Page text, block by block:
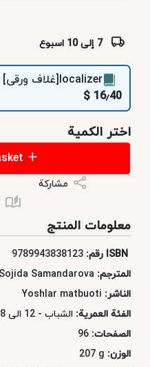
7 إلی 10 اسبوع
localizer[غلاف ورقی]
16٫40 $
اختر الكمية
مشاركة
معلومات المنتج
9789943838123
المترجم: Sojida Samandarova
الناشر: Yoshlar matbuoti
الفئة العمرية: الشباب - 12 الی 18 سنه
الصفحات: 96
الوزن: 207 g